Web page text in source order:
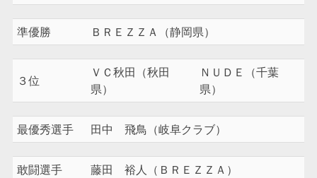
準優勝 ＢＲＥＺＺＡ（静岡県）
３位
ＶＣ秋田（秋田
県）
ＮＵＤＥ（千葉
県）
最優秀選手 田中 飛鳥（岐阜クラブ）
敢闘選手 藤田 裕人（ＢＲＥＺＺＡ）